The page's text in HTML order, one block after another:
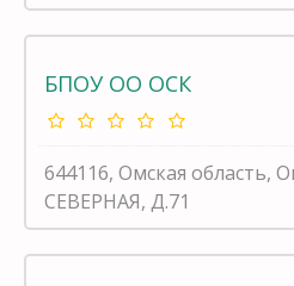
БПОУ ОО ОСК
644116, Омская область,
СЕВЕРНАЯ, Д.71